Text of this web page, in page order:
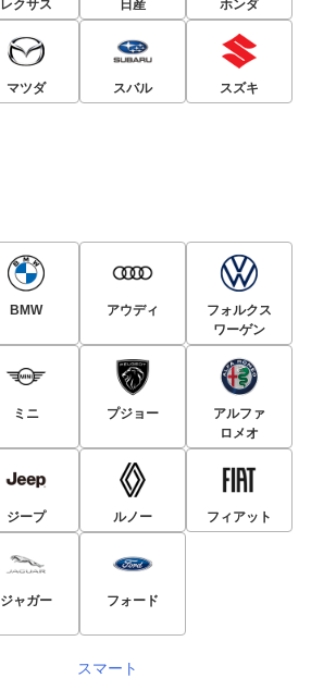
レクサス 日産 ホンダ
マツダ スバル スズキ
BMW アウディ
フォルクス
ワーゲン
ミニ プジョー
アルファ
ロメオ
ジープ ルノー フィアット
ジャガー フォード
スマート